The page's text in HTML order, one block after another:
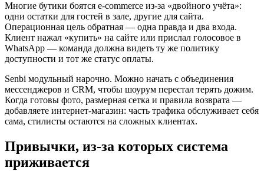
Многие бутики боятся e-commerce из‑за «двойного учёта»:
одни остатки для гостей в зале, другие для сайта.
Операционная цель обратная — одна правда и два входа.
Клиент нажал «купить» на сайте или прислал голосовое в
WhatsApp — команда должна видеть ту же политику
доступности и тот же статус оплаты.
Senbi модульный нарочно. Можно начать с объединения
мессенджеров и CRM, чтобы шоурум перестал терять дожим.
Когда готовы фото, размерная сетка и правила возврата —
добавляете интернет-магазин: часть трафика обслуживает себя
сама, стилисты остаются на сложных клиентах.
Привычки, из‑за которых система
приживается